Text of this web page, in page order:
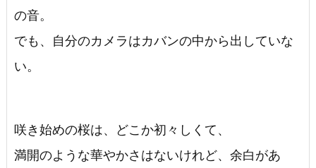
の音。
でも、自分のカメラはカバンの中から出していな
い。
咲き始めの桜は、どこか初々しくて、
満開のような華やかさはないけれど、余白があ